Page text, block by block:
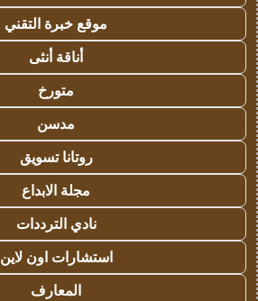
موقع خبرة التقني
أناقة أنثى
متورخ
مدسن
روتانا تسويق
مجلة الابداع
نادي الترددات
استشارات اون لاين
المعارف